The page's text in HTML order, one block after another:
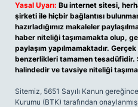
Yasal Uyarı: Bu internet sitesi,
şirketi ile hiçbir bağlantısı
hazırladığımız makaleler
haber niteliği taşımamakta olup,
paylaşım yapılmamaktadır.
benzerlikleri tamamen
halindedir ve tavsiye niteliği
Sitemiz, 5651 Sayılı Kanun
Kurumu (BTK) tarafından